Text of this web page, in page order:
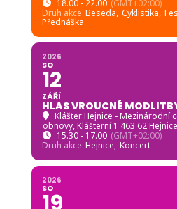
2026
PÁ
04
ZÁŘÍ
CESTAFEST 2026
Beseda Oldřichov v Hájích
18.00 - 22.00
Druh akce Beseda, Cyklistika,
Přednáška
2026
SO
12
ZÁŘÍ
HLAS VROUCNÉ MODLITBY